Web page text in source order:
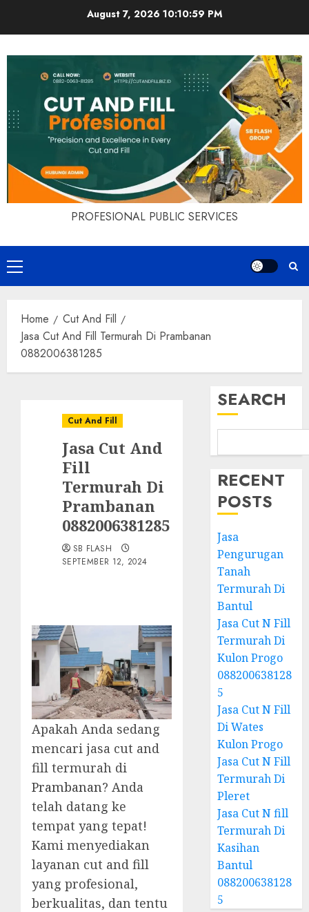
August 7, 202610:11:00 PM
PROFESIONAL PUBLIC SERVICES
Primary
Menu
Home
Cut And Fill
Jasa Cut And Fill Termurah Di Prambanan
0882006381285
Cut And Fill
Jasa Cut And
Fill
Termurah Di
Prambanan
0882006381285
SB FLASH
SEPTEMBER 12, 2024
Apakah Anda sedang
mencari jasa cut and
fill termurah di
Prambanan? Anda
telah datang ke
tempat yang tepat!
Kami menyediakan
layanan cut and fill
yang profesional,
berkualitas, dan tentu
SEARCH
RECENT
POSTS
Jasa
Pengurugan
Tanah
Termurah Di
Bantul
Jasa Cut N Fill
Termurah Di
Kulon Progo
088200638128
5
Jasa Cut N Fill
Di Wates
Kulon Progo
Jasa Cut N Fill
Termurah Di
Pleret
Jasa Cut N fill
Termurah Di
Kasihan
Bantul
088200638128
5